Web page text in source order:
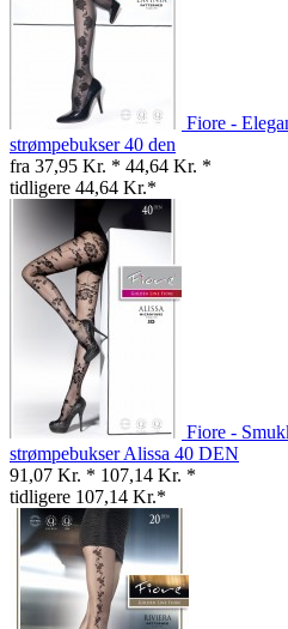
Fiore -
strømpebukser 40 den
fra 37,95 Kr. * 44,64 Kr. *
tidligere 44,64 Kr.*
Fiore -
strømpebukser Alissa 40 DEN
91,07 Kr. * 107,14 Kr. *
tidligere 107,14 Kr.*